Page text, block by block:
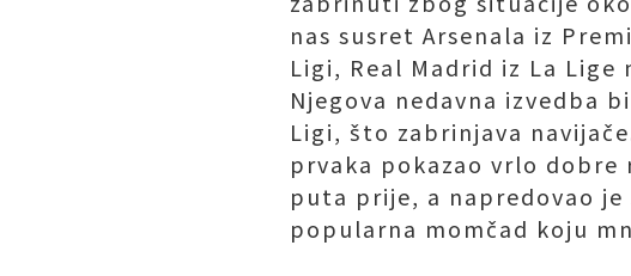
nas susret Arsenala iz
Ligi, Real Madrid iz La
Njegova nedavna izvedba
Ligi, što zabrinjava
prvaka pokazao vrlo
puta prije, a napredovao
popularna momčad koju